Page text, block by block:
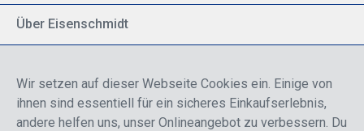
Über Eisenschmidt
Breite Palette von Luftfahrtprodukten
Fokus auf Pilotenausbildung
Wir setzen auf dieser Webseite Cookies ein. Einige von
ihnen sind essentiell für ein sicheres Einkaufserlebnis,
andere helfen uns, unser Onlineangebot zu verbessern. Du